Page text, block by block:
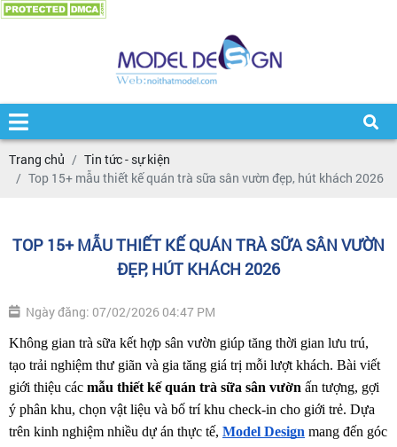
Trang chủ
Tin tức - sự kiện
Top 15+ mẫu thiết kế quán trà sữa sân vườn đẹp, hút khách 2026
TOP 15+ MẪU THIẾT KẾ QUÁN TRÀ SỮA SÂN VƯỜN
ĐẸP, HÚT KHÁCH 2026
Ngày đăng: 07/02/2026 04:47 PM
Không gian trà sữa kết hợp sân vườn giúp tăng thời gian lưu trú,
tạo trải nghiệm thư giãn và gia tăng giá trị mỗi lượt khách. Bài viết
giới thiệu các mẫu thiết kế quán trà sữa sân vườn ấn tượng, gợi
ý phân khu, chọn vật liệu và bố trí khu check-in cho giới trẻ. Dựa
trên kinh nghiệm nhiều dự án thực tế, Model Design mang đến góc